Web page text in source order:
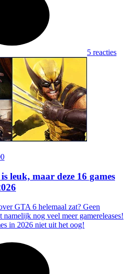
5 reacties
leuk, maar deze 16 games
GTA 6 helemaal zat? Geen
namelijk nog veel meer gamereleases!
in 2026 niet uit het oog!